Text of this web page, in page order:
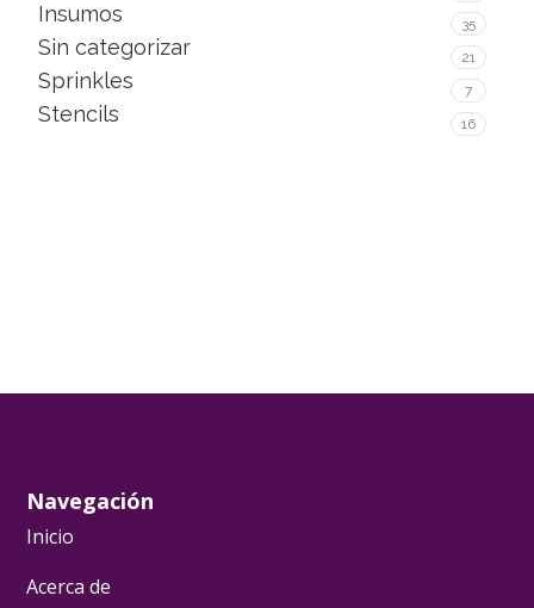
Insumos 35
Sin categorizar 21
Sprinkles 7
Stencils 16
Navegación
Inicio
Acerca de